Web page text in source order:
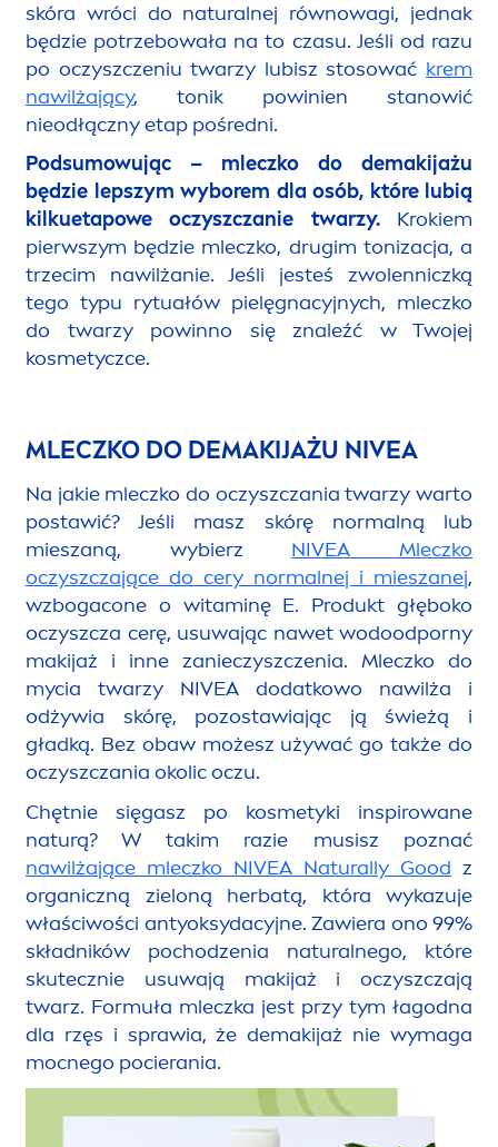
skóra wróci do naturalnej równowagi, jednak
będzie potrzebowała na to czasu. Jeśli od razu
po oczyszczeniu twarzy lubisz stosować krem
nawilżający, tonik powinien stanowić
nieodłączny etap pośredni.
Podsumowując – mleczko do demakijażu
będzie lepszym wyborem dla osób, które lubią
kilkuetapowe oczyszczanie twarzy.Krokiem
pierwszym będzie mleczko, drugim tonizacja, a
trzecim nawilżanie. Jeśli jesteś zwolenniczką
tego typu rytuałów pielęgnacyjnych, mleczko
do twarzy powinno się znaleźć w Twojej
kosmetyczce.
MLECZKO DO DEMAKIJAŻU NIVEA
Na jakie mleczko do oczyszczania twarzy warto
postawić? Jeśli masz skórę normalną lub
mieszaną, wybierz NIVEA Mleczko
oczyszczające do cery normalnej i mieszanej,
wzbogacone o witaminę E. Produkt głęboko
oczyszcza cerę, usuwając nawet wodoodporny
makijaż i inne zanieczyszczenia. Mleczko do
mycia twarzy NIVEA dodatkowo nawilża i
odżywia skórę, pozostawiając ją świeżą i
gładką. Bez obaw możesz używać go także do
oczyszczania okolic oczu.
Chętnie sięgasz po kosmetyki inspirowane
naturą? W takim razie musisz poznać
nawilżające mleczko NIVEA Naturally Good z
organiczną zieloną herbatą, która wykazuje
właściwości antyoksydacyjne. Zawiera ono 99%
składników pochodzenia naturalnego, które
skutecznie usuwają makijaż i oczyszczają
twarz. Formuła mleczka jest przy tym łagodna
dla rzęs i sprawia, że demakijaż nie wymaga
mocnego pocierania.